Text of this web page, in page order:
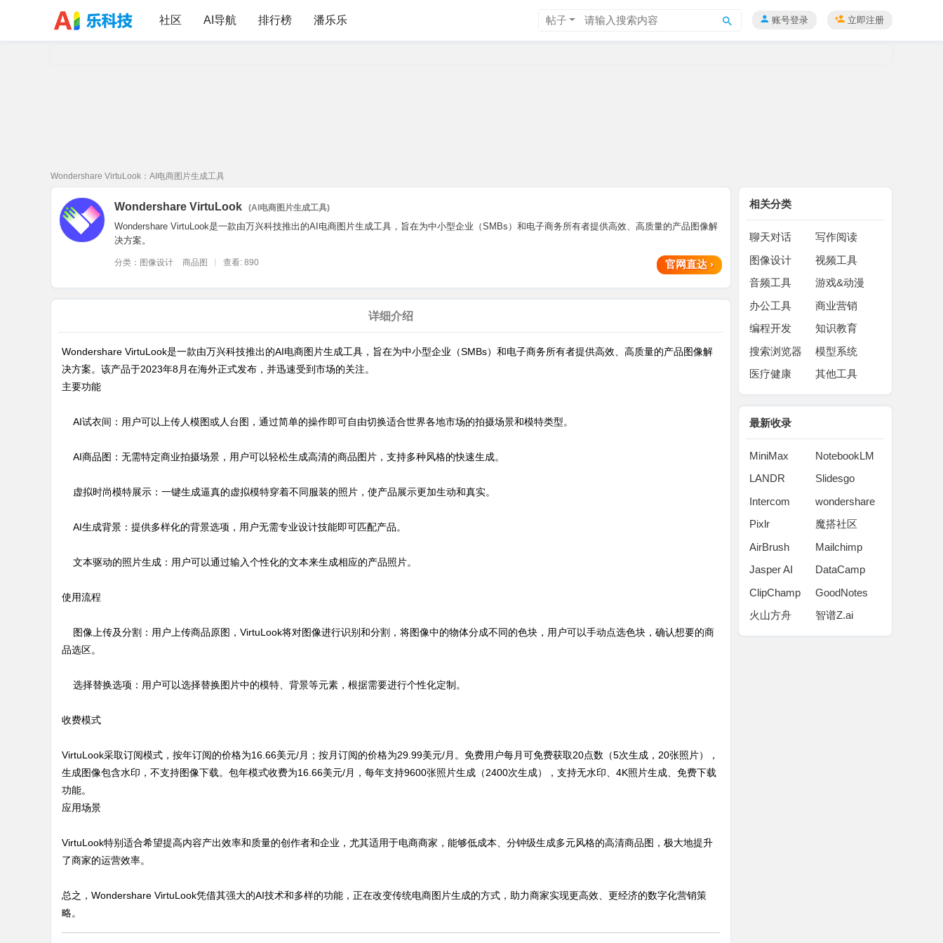
社区 AI导航 排行榜 潘乐乐 账号登录 立即注册
帖子
Wondershare VirtuLook：AI电商图片生成工具
Wondershare VirtuLook (AI电商图片生成工具)
Wondershare VirtuLook是一款由万兴科技推出的AI电商图片生成工具，旨在为中小型企业（SMBs）和电子商务所有者提供高效、高质量的产品图像解
决方案。
分类： 图像设计 商品图 查看: 890 官网直达›
详细介绍
Wondershare VirtuLook是一款由万兴科技推出的AI电商图片生成工具，旨在为中小型企业（SMBs）和电子商务所有者提供高效、高质量的产品图像解
决方案。该产品于2023年8月在海外正式发布，并迅速受到市场的关注。
主要功能
AI试衣间：用户可以上传人模图或人台图，通过简单的操作即可自由切换适合世界各地市场的拍摄场景和模特类型。
AI商品图：无需特定商业拍摄场景，用户可以轻松生成高清的商品图片，支持多种风格的快速生成。
虚拟时尚模特展示：一键生成逼真的虚拟模特穿着不同服装的照片，使产品展示更加生动和真实。
AI生成背景：提供多样化的背景选项，用户无需专业设计技能即可匹配产品。
文本驱动的照片生成：用户可以通过输入个性化的文本来生成相应的产品照片。
使用流程
图像上传及分割：用户上传商品原图，VirtuLook将对图像进行识别和分割，将图像中的物体分成不同的色块，用户可以手动点选色块，确认想要的商
品选区。
选择替换选项：用户可以选择替换图片中的模特、背景等元素，根据需要进行个性化定制。
收费模式
VirtuLook采取订阅模式，按年订阅的价格为16.66美元/月；按月订阅的价格为29.99美元/月。免费用户每月可免费获取20点数（5次生成，20张照片），
生成图像包含水印，不支持图像下载。包年模式收费为16.66美元/月，每年支持9600张照片生成（2400次生成），支持无水印、4K照片生成、免费下载
功能。
应用场景
VirtuLook特别适合希望提高内容产出效率和质量的创作者和企业，尤其适用于电商商家，能够低成本、分钟级生成多元风格的高清商品图，极大地提升
了商家的运营效率。
总之，Wondershare VirtuLook凭借其强大的AI技术和多样的功能，正在改变传统电商图片生成的方式，助力商家实现更高效、更经济的数字化营销策
略。
相关分类
聊天对话
写作阅读
图像设计
视频工具
音频工具
游戏&动漫
办公工具
商业营销
编程开发
知识教育
搜索浏览器
模型系统
医疗健康
其他工具
最新收录
MiniMax
NotebookLM
LANDR
Slidesgo
Intercom
wondershare
Pixlr
魔搭社区
AirBrush
Mailchimp
Jasper AI
DataCamp
ClipChamp
GoodNotes
火山方舟
智谱Z.ai